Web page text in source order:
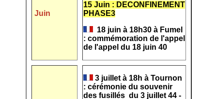
Juin
15 Juin : DECONFINEMENT
PHASE3
18 juin à 18h30 à Fumel
: commémoration de l'appel
de l'appel du 18 juin 40
3 juillet à 18h à Tournon
: cérémonie du souvenir
des fusillés du 3 juillet 44 -